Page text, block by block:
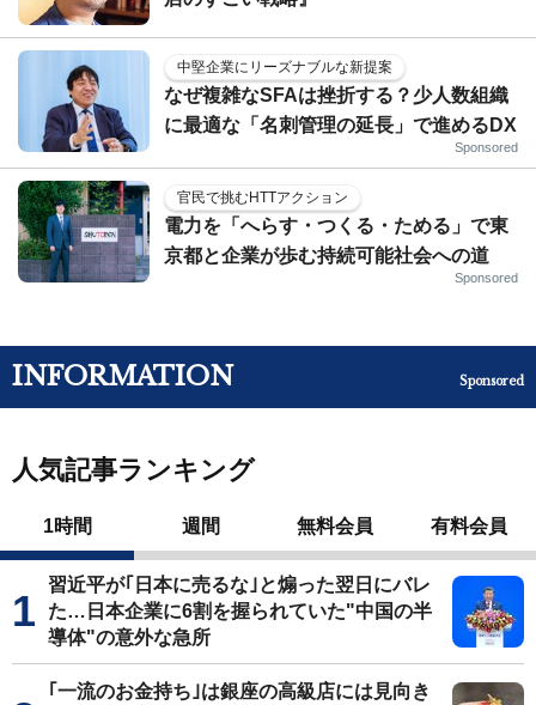
中堅企業にリーズナブルな新提案
なぜ複雑なSFAは挫折する？少人数組織
に最適な「名刺管理の延長」で進めるDX
Sponsored
官民で挑むHTTアクション
電力を「へらす・つくる・ためる」で東
京都と企業が歩む持続可能社会への道
Sponsored
INFORMATION Sponsored
人気記事ランキング
1時間 週間 無料会員 有料会員
習近平が｢日本に売るな｣と煽った翌日にバレ
た…日本企業に6割を握られていた"中国の半
導体"の意外な急所
｢一流のお金持ち｣は銀座の高級店には見向き